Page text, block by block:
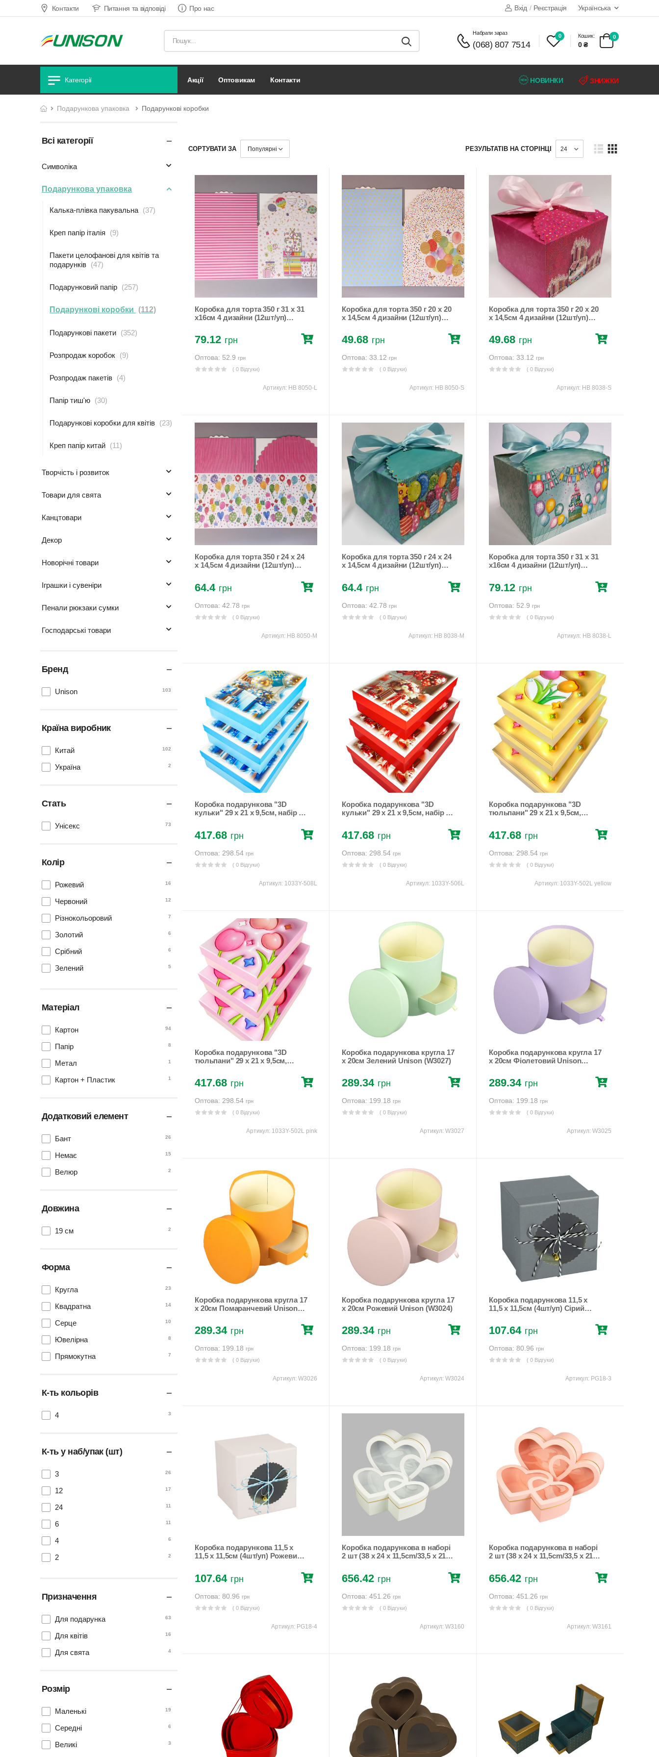
Контакти Питання та відповіді Про нас Вхід / Реєстрація Українська
набрати зараз
(068) 807 7514
0 Кошик:
0 ₴
0
Категорії акції оптовикам контакти НОВИНКИ ЗНИЖКИ
подарункова упаковка Подарункові коробки
Всі категорії
символіка
подарункова упаковка
калька-плівка пакувальна (37)
креп папір італія (9)
пакети целофанові для квітів та
подарунків (47)
подарунковий папір (257)
подарункові коробки (112)
подарункові пакети (352)
розпродаж коробок (9)
розпродаж пакетів (4)
папір тиш'ю (30)
подарункові коробки для квітів (23)
креп папір китай (11)
творчість і розвиток
товари для свята
канцтовари
декор
новорічні товари
іграшки і сувеніри
пенали рюкзаки сумки
господарські товари
Бренд
Unison 103
Країна виробник
Китай 102
Україна 2
Стать
Унісекс 73
Колір
Рожевий 16
Червоний 12
Різнокольоровий 7
Золотий 6
Срібний 6
Зелений 5
Синій
Помаранчевий
Чорний
Білий
Матеріал
Картон 94
Папір 8
Метал 1
Картон + Пластик 1
Додатковий елемент
Бант 26
Немає 15
Велюр 2
Довжина
19 см 2
Форма
Кругла 23
Квадратна 14
Серце 10
Ювелірна 8
Прямокутна 7
К-ть кольорів
4 3
К-ть у наб/упак (шт)
3 26
12 17
24 11
6 11
4 6
2 2
Призначення
Для подарунка 63
Для квітів 16
Для свята 4
Розмір
Маленькі 19
Середні 6
Великі 3
СОРТУВАТИ ЗА РЕЗУЛЬТАТІВ НА СТОРІНЦІ
Коробка для торта 350 г 31 x 31
x16см 4 дизайни (12шт/уп)
79.12 грн
Оптова: 52.9 грн
( 0 Відгуки)
Артикул: HB 8050-L
Коробка для торта 350 г 20 x 20
x 14,5см 4 дизайни (12шт/уп)
49.68 грн
Оптова: 33.12 грн
( 0 Відгуки)
Артикул: HB 8050-S
Коробка для торта 350 г 20 x 20
x 14,5см 4 дизайни (12шт/уп)
49.68 грн
Оптова: 33.12 грн
( 0 Відгуки)
Артикул: HB 8038-S
Коробка для торта 350 г 24 x 24
x 14,5см 4 дизайни (12шт/уп)
64.4 грн
Оптова: 42.78 грн
( 0 Відгуки)
Артикул: HB 8050-M
Коробка для торта 350 г 24 x 24
x 14,5см 4 дизайни (12шт/уп)
8038-M)
64.4 грн
Оптова: 42.78 грн
( 0 Відгуки)
Артикул: HB 8038-M
Коробка для торта 350 г 31 x 31
x16см 4 дизайни (12шт/уп)
8038-L)
79.12 грн
Оптова: 52.9 грн
( 0 Відгуки)
Артикул: HB 8038-L
Коробка подарункова "3D
кульки" 29 х 21 х 9,5см, набір 3
417.68 грн
Оптова: 298.54 грн
( 0 Відгуки)
Артикул: 1033Y-508L
Коробка подарункова "3D
кульки" 29 х 21 х 9,5см, набір 3
417.68 грн
Оптова: 298.54 грн
( 0 Відгуки)
Артикул: 1033Y-506L
Коробка подарункова "3D
тюльпани" 29 х 21 х 9,5см,
417.68 грн
Оптова: 298.54 грн
( 0 Відгуки)
Артикул: 1033Y-502L yellow
Коробка подарункова "3D
тюльпани" 29 х 21 х 9,5см,
417.68 грн
Оптова: 298.54 грн
( 0 Відгуки)
Артикул: 1033Y-502L pink
Коробка подарункова кругла 17
x 20см Зелений Unison (W3027)
289.34 грн
Оптова: 199.18 грн
( 0 Відгуки)
Артикул: W3027
Коробка подарункова кругла 17
x 20см Фіолетовий Unison
289.34 грн
Оптова: 199.18 грн
( 0 Відгуки)
Артикул: W3025
Коробка подарункова кругла 17
x 20см Помаранчевий Unison
289.34 грн
Оптова: 199.18 грн
( 0 Відгуки)
Артикул: W3026
Коробка подарункова кругла 17
x 20см Рожевий Unison (W3024)
289.34 грн
Оптова: 199.18 грн
( 0 Відгуки)
Артикул: W3024
Коробка подарункова 11,5 х
11,5 х 11,5см (4шт/уп) Сірий
107.64 грн
Оптова: 80.96 грн
( 0 Відгуки)
Артикул: PG18-3
Коробка подарункова 11,5 х
11,5 х 11,5см (4шт/уп) Рожевий
107.64 грн
Оптова: 80.96 грн
( 0 Відгуки)
Артикул: PG18-4
Коробка подарункова в наборі
2 шт (38 x 24 x 11,5cm/33,5 x 21,7
656.42 грн
Оптова: 451.26 грн
( 0 Відгуки)
Артикул: W3160
Коробка подарункова в наборі
2 шт (38 x 24 x 11,5cm/33,5 x 21,7
(W3161)
656.42 грн
Оптова: 451.26 грн
( 0 Відгуки)
Артикул: W3161